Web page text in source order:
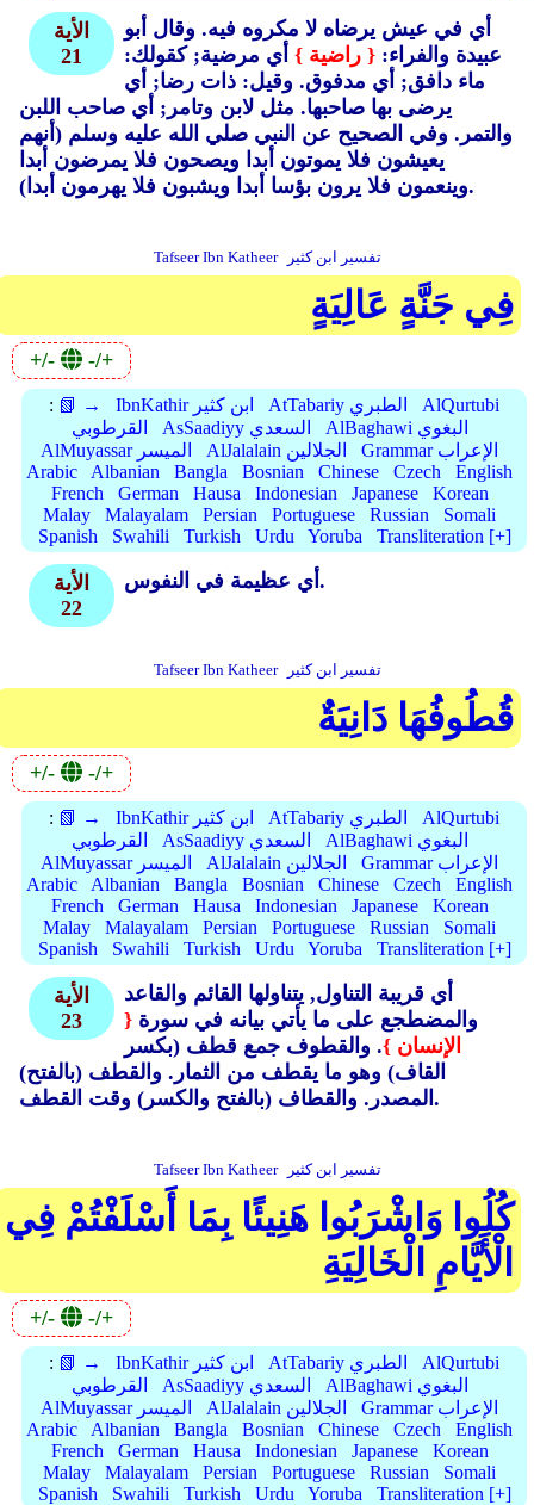
الأية
21
أي في عيش يرضاه لا مكروه فيه. وقال أبو
عبيدة والفراء: { راضية } أي مرضية; كقولك:
ماء دافق; أي مدفوق. وقيل: ذات رضا; أي
يرضى بها صاحبها. مثل لابن وتامر; أي صاحب اللبن
والتمر. وفي الصحيح عن النبي صلي الله عليه وسلم (أنهم
يعيشون فلا يموتون أبدا ويصحون فلا يمرضون أبدا
وينعمون فلا يرون بؤسا أبدا ويشبون فلا يهرمون أبدا).
Tafseer Ibn Katheer تفسير ابن كثير
فِي جَنَّةٍ عَالِيَةٍ
+/- -/+
: 📗 → IbnKathir ابن كثير AtTabariy الطبري
AlQurtubi
القرطوبي
AsSaadiyy السعدي
AlBaghawi البغوي
AlMuyassar الميسر
AlJalalain الجلالين
Grammar الإعراب
Arabic
Albanian Bangla Bosnian Chinese Czech
English
French
German Hausa Indonesian Japanese
Korean
Malay
Malayalam Persian Portuguese Russian
Somali
Spanish
Swahili Turkish Urdu Yoruba Transliteration [+]
الأية
22
أي عظيمة في النفوس.
Tafseer Ibn Katheer تفسير ابن كثير
قُطُوفُهَا دَانِيَةٌ
+/- -/+
: 📗 → IbnKathir ابن كثير AtTabariy الطبري
AlQurtubi
القرطوبي
AsSaadiyy السعدي
AlBaghawi البغوي
AlMuyassar الميسر
AlJalalain الجلالين
Grammar الإعراب
Arabic
Albanian Bangla Bosnian Chinese Czech
English
French
German Hausa Indonesian Japanese
Korean
Malay
Malayalam Persian Portuguese Russian
Somali
Spanish
Swahili Turkish Urdu Yoruba Transliteration [+]
الأية
23
أي قريبة التناول, يتناولها القائم والقاعد
والمضطجع على ما يأتي بيانه في سورة {
الإنسان }. والقطوف جمع قطف (بكسر
القاف) وهو ما يقطف من الثمار. والقطف (بالفتح)
المصدر. والقطاف (بالفتح والكسر) وقت القطف.
Tafseer Ibn Katheer تفسير ابن كثير
كُلُوا وَاشْرَبُوا هَنِيئًا بِمَا أَسْلَفْتُمْ فِي
الْأَيَّامِ الْخَالِيَةِ
+/- -/+
: 📗 → IbnKathir ابن كثير AtTabariy الطبري
AlQurtubi
القرطوبي
AsSaadiyy السعدي
AlBaghawi البغوي
AlMuyassar الميسر
AlJalalain الجلالين
Grammar الإعراب
Arabic
Albanian Bangla Bosnian Chinese Czech
English
French
German Hausa Indonesian Japanese
Korean
Malay
Malayalam Persian Portuguese Russian
Somali
Spanish
Swahili Turkish Urdu Yoruba Transliteration [+]